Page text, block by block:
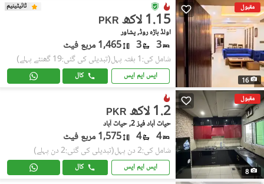
مقبول
16
ٹائیٹینیم
PKR 1.15 لاکھ
اولڈ باڑہ روڈ, پشاور
3
3 1,465 مربع فیٹ
شامل کی:1 ہفتہ پہل (تبدیلی کی گئی:19 گھنٹے پہلے)
ایس ایم ایس کال
مقبول
8
PKR 1.2 لاکھ
حیات آباد فیز 2, حیات آباد
4
4 1,575 مربع فیٹ
شامل کی:2 دن پہل (تبدیلی کی گئی:2 دن پہلے)
ایس ایم ایس کال